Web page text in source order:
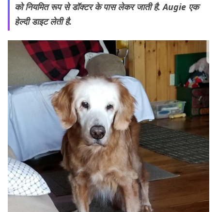
को नियमित रूप से डॉक्टर के पास लेकर जाती है. Augie एक
हेल्दी डाइट लेती है.